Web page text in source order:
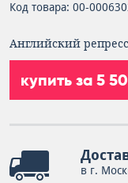
Код товара: 00-
Английский
купить за 5
в г.